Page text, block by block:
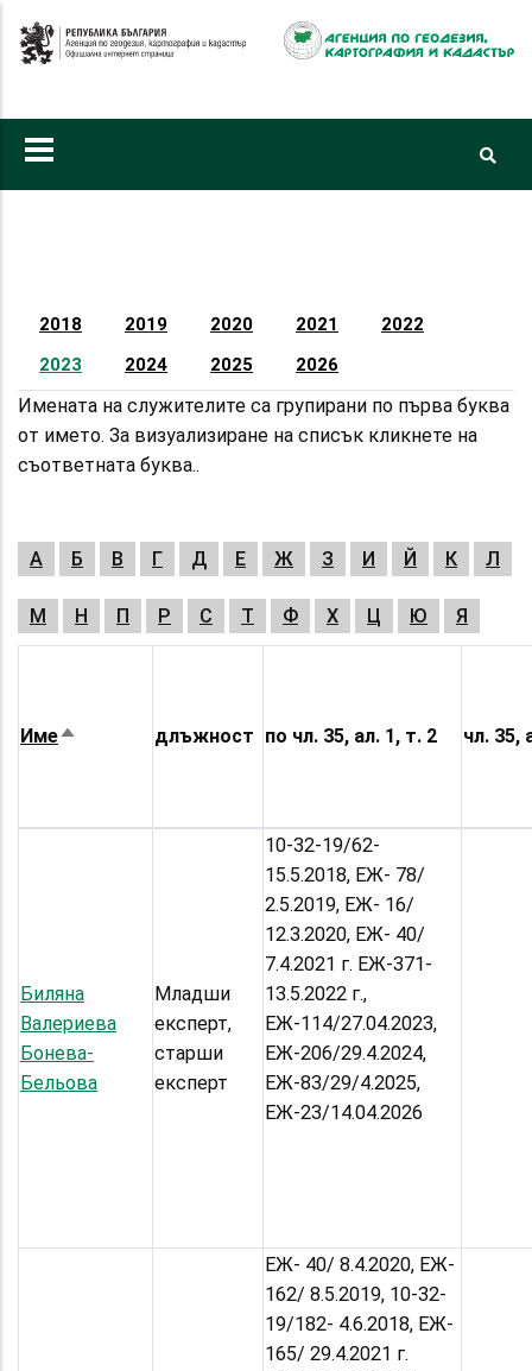
към
2018 2019 2020 2021
2022
2023
2024 2025 2026
Имената на служителите са групирани по първа буква
от името. За визуализиране на списък кликнете на
съответната буква..
А Б В Г Д Е Ж З И Й К Л
М Н П Р С Т Ф Х Ц Ю Я
ИмеSort
длъжност по чл. 35, ал. 1, т. 2 чл. 35,
Биляна
Валериева
Бонева-
Бельова
Младши
експерт,
старши
експерт
10-32-19/62-
15.5.2018, ЕЖ- 78/
2.5.2019, ЕЖ- 16/
12.3.2020, ЕЖ- 40/
7.4.2021 г. ЕЖ-371-
13.5.2022 г.,
ЕЖ-114/27.04.2023,
ЕЖ-206/29.4.2024,
ЕЖ-83/29/4.2025,
ЕЖ-23/14.04.2026
ЕЖ- 40/ 8.4.2020, ЕЖ-
162/ 8.5.2019, 10-32-
19/182- 4.6.2018, ЕЖ-
165/ 29.4.2021 г.